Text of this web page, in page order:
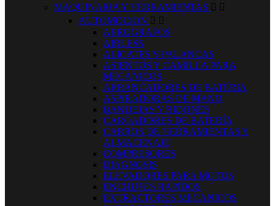
MAQUINARIA Y HERRAMIENTAS  
AUTOMOCION  
AEROGRAFOS
AIRLESS
ALICATES Y PALANCAS
ASIENTOS Y CAMILLA PARA
MECANICOS
ARRANCADORES DE BATERIA
ASPIRADORAS DE MANO
BANDEJAS Y BIDONES
CARGADORES DE BATERÍA
CARROS DE HERRAMIENTAS Y
ALMACENAJE
COMPRESORES
DIAGNOSIS
ELEVADORES PARA MOTOS
ENCHUFES RAPIDOS
EXTRACTORES MECANICOS